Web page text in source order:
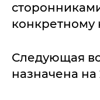
конкретному
Следующая
назначена на